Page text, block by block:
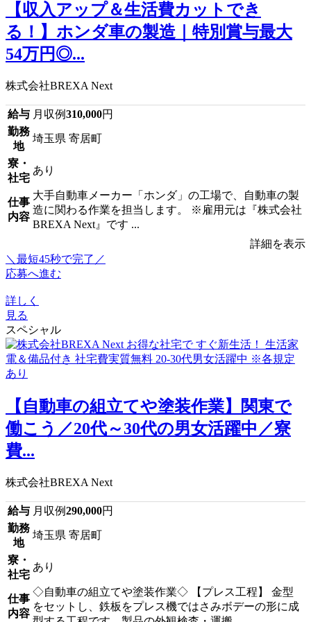
【収入アップ＆生活費カットでき
る！】ホンダ車の製造｜特別賞与最大
54万円◎...
株式会社BREXA Next
給与 月収例310,000円
勤務
地
埼玉県 寄居町
寮・
社宅
あり
仕事
内容
大手自動車メーカー「ホンダ」の工場で、自動車の製
造に関わる作業を担当します。 ※雇用元は『株式会社
BREXA Next』です ...
詳細を表示
＼最短45秒で完了／
応募へ進む
詳しく
見る
スペシャル
【自動車の組立てや塗装作業】関東で
働こう／20代～30代の男女活躍中／寮
費...
株式会社BREXA Next
給与 月収例290,000円
勤務
地
埼玉県 寄居町
寮・
社宅
あり
仕事
内容
◇自動車の組立てや塗装作業◇ 【プレス工程】 金型
をセットし、鉄板をプレス機ではさみボデーの形に成